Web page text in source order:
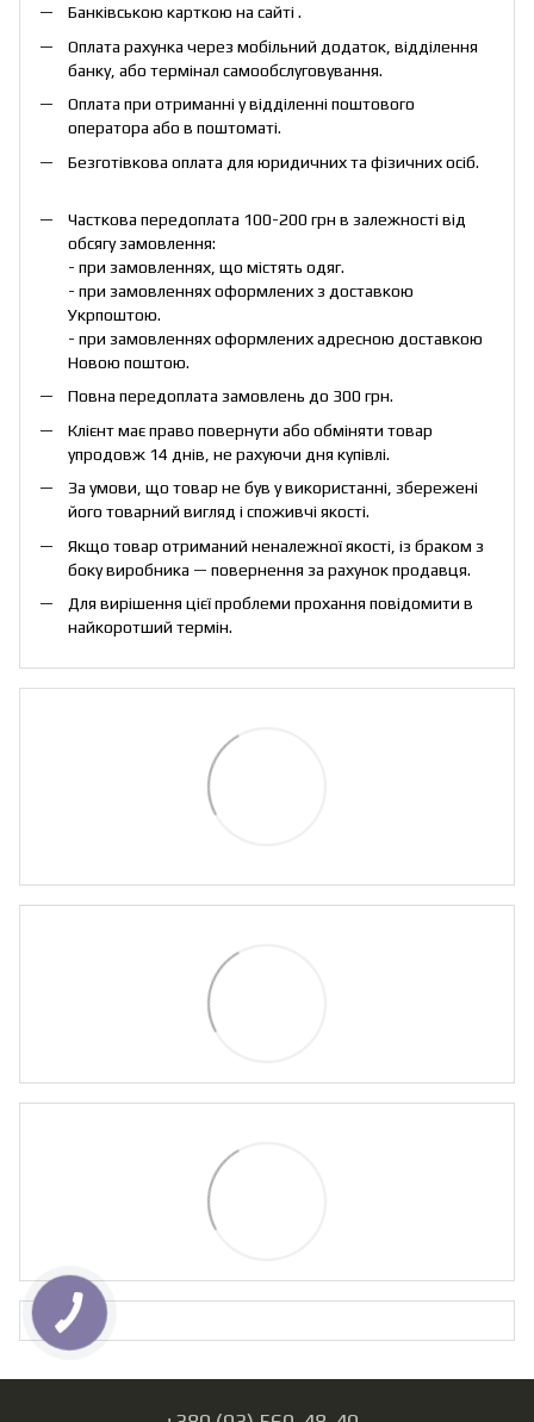
Банківською карткою на сайті .
Оплата рахунка через мобільний додаток, відділення
банку, або термінал самообслуговування.
Оплата при отриманні у відділенні поштового
оператора або в поштоматі.
Безготівкова оплата для юридичних та фізичних осіб.
Часткова передоплата 100-200 грн в залежності від
обсягу замовлення:
- при замовленнях, що містять одяг.
- при замовленнях оформлених з доставкою
Укрпоштою.
- при замовленнях оформлених адресною доставкою
Новою поштою.
Повна передоплата замовлень до 300 грн.
Клієнт має право повернути або обміняти товар
упродовж 14 днів, не рахуючи дня купівлі.
За умови, що товар не був у використанні, збережені
його товарний вигляд і споживчі якості.
Якщо товар отриманий неналежної якості, із браком з
боку виробника — повернення за рахунок продавця.
Для вирішення цієї проблеми прохання повідомити в
найкоротший термін.